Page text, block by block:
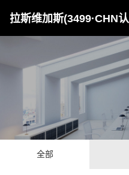
拉斯维加斯(3499·CHN
全部